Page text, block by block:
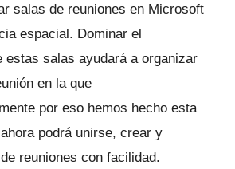
salas de reuniones en Microsoft
espacial. Dominar el
estas salas ayudará a organizar
en la que
por eso hemos hecho esta
podrá unirse, crear y
reuniones con facilidad.